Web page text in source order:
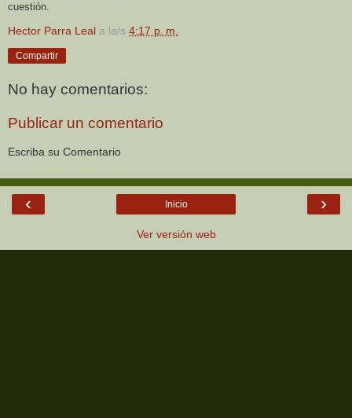
cuestión.
Hector Parra Leal a la/s 4:17 p. m.
Compartir
No hay comentarios:
Publicar un comentario
Escriba su Comentario
‹ ›
Inicio
Ver versión web